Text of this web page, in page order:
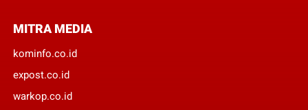
MITRA MEDIA
kominfo.co.id
expost.co.id
warkop.co.id